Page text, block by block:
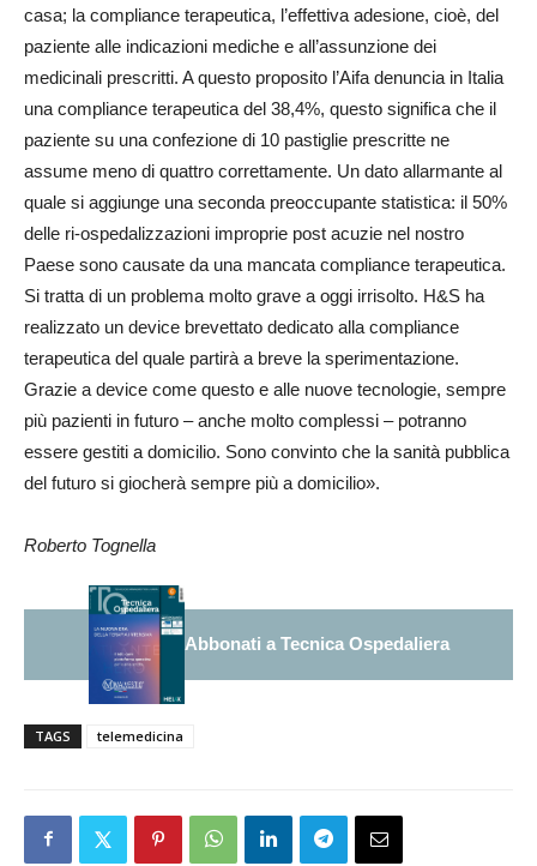
casa; la compliance terapeutica, l’effettiva adesione, cioè, del
paziente alle indicazioni mediche e all’assunzione dei
medicinali prescritti. A questo proposito l’Aifa denuncia in Italia
una compliance terapeutica del 38,4%, questo significa che il
paziente su una confezione di 10 pastiglie prescritte ne
assume meno di quattro correttamente. Un dato allarmante al
quale si aggiunge una seconda preoccupante statistica: il 50%
delle ri-ospedalizzazioni improprie post acuzie nel nostro
Paese sono causate da una mancata compliance terapeutica.
Si tratta di un problema molto grave a oggi irrisolto. H&S ha
realizzato un device brevettato dedicato alla compliance
terapeutica del quale partirà a breve la sperimentazione.
Grazie a device come questo e alle nuove tecnologie, sempre
più pazienti in futuro – anche molto complessi – potranno
essere gestiti a domicilio. Sono convinto che la sanità pubblica
del futuro si giocherà sempre più a domicilio».
Roberto Tognella
Abbonati a Tecnica Ospedaliera
TAGS telemedicina